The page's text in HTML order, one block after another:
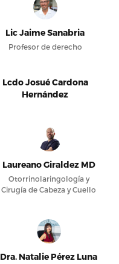
Lic Jaime Sanabria
Profesor de derecho
Lcdo Josué Cardona
Hernández
Laureano Giraldez MD
Otorrinolaringología y
Cirugía de Cabeza y Cuello
Dra. Natalie Pérez Luna